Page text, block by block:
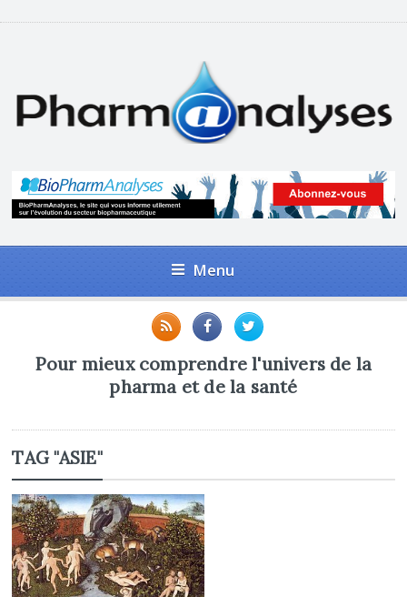
Menu
Pour mieux comprendre l'univers de la
pharma et de la santé
TAG "ASIE"